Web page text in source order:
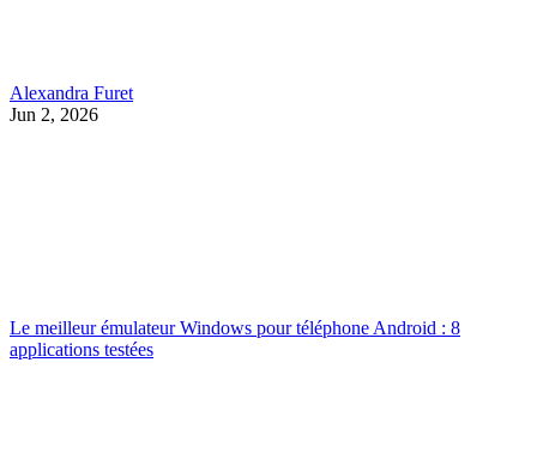
Alexandra Furet
Jun 2, 2026
Le meilleur émulateur Windows pour téléphone Android : 8
applications testées